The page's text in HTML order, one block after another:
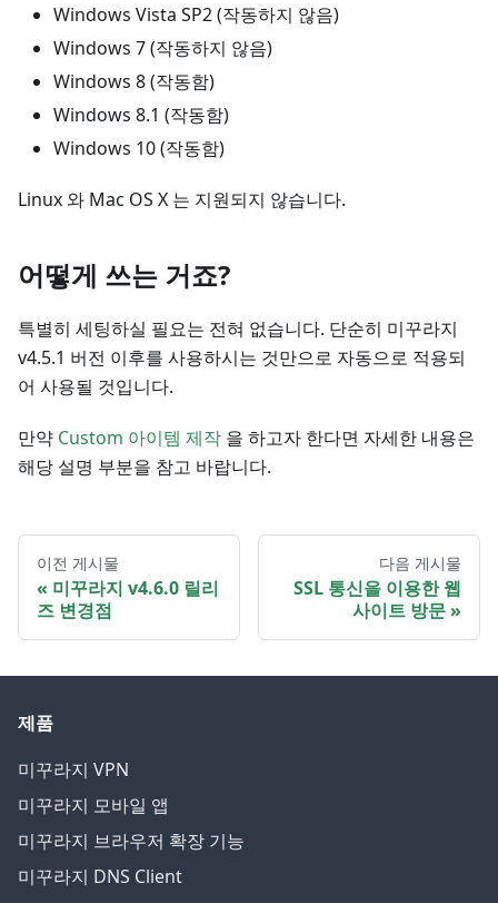
Windows Vista SP2 (작동하지 않음)
Windows 7 (작동하지 않음)
Windows 8 (작동함)
Windows 8.1 (작동함)
Windows 10 (작동함)
Linux 와 Mac OS X 는 지원되지 않습니다.
어떻게 쓰는 거죠?
특별히 세팅하실 필요는 전혀 없습니다. 단순히 미꾸라지
v4.5.1 버전 이후를 사용하시는 것만으로 자동으로 적용되
어 사용될 것입니다.
만약 Custom 아이템 제작 을 하고자 한다면 자세한 내용은
해당 설명 부분을 참고 바랍니다.
이전 게시물
미꾸라지 v4.6.0 릴리
즈 변경점
다음 게시물
SSL 통신을 이용한 웹
사이트 방문
제품
미꾸라지 VPN
미꾸라지 모바일 앱
미꾸라지 브라우저 확장 기능
미꾸라지 DNS Client